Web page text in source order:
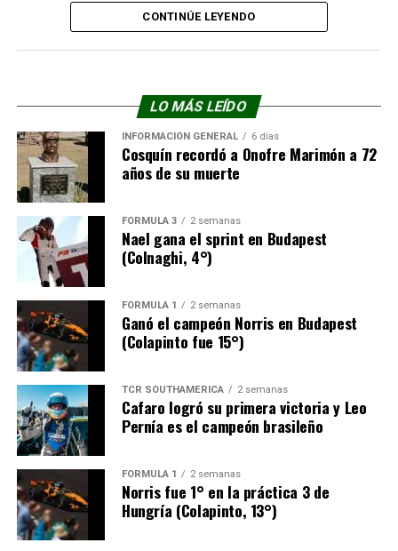
CONTINÚE LEYENDO
LO MÁS LEÍDO
INFORMACIÓN GENERAL 6 días
Cosquín recordó a Onofre Marimón a 72
años de su muerte
FÓRMULA 3 2 semanas
Nael gana el sprint en Budapest
(Colnaghi, 4°)
FÓRMULA 1 2 semanas
Ganó el campeón Norris en Budapest
(Colapinto fue 15°)
TCR SOUTHAMERICA 2 semanas
Cafaro logró su primera victoria y Leo
Pernía es el campeón brasileño
FÓRMULA 1 2 semanas
Norris fue 1° en la práctica 3 de
Hungría (Colapinto, 13°)